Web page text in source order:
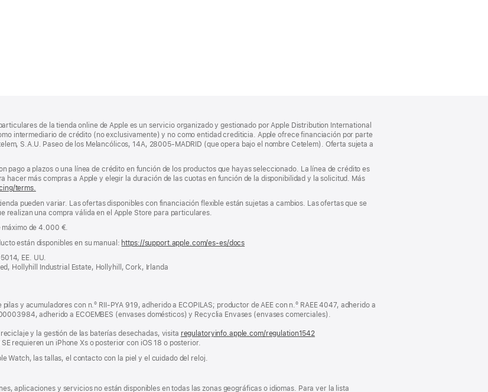
de la tienda online de Apple es un servicio organizado y gestionado por Apple Distribution International
intermediario de crédito (no exclusivamente) y no como entidad crediticia. Apple ofrece financiación por parte
S.A.U. Paseo de los Melancólicos, 14A, 28005-MADRID (que opera bajo el nombre Cetelem). Oferta sujeta a
pago a plazos o una línea de crédito en función de los productos que hayas seleccionado. La línea de crédito es
hacer más compras a Apple y elegir la duración de las cuotas en función de la disponibilidad y la solicitud. Más
terms.
pueden variar. Las ofertas disponibles con financiación flexible están sujetas a cambios. Las ofertas que se
realizan una compra válida en el Apple Store para particulares.
máximo de 4.000 €.
están disponibles en su manual: https://support.apple.com/es-es/docs
EE. UU.
Hollyhill Industrial Estate, Hollyhill, Cork, Irlanda
y acumuladores con n.º RII-PYA 919, adherido a ECOPILAS; productor de AEE con n.º RAEE 4047, adherido a
adherido a ECOEMBES (envases domésticos) y Recyclia Envases (envases comerciales).
y la gestión de las baterías desechadas, visita regulatoryinfo.apple.com/regulation1542
requieren un iPhone Xs o posterior con iOS 18 o posterior.
Watch, las tallas, el contacto con la piel y el cuidado del reloj.
aplicaciones y servicios no están disponibles en todas las zonas geográficas o idiomas. Para ver la lista